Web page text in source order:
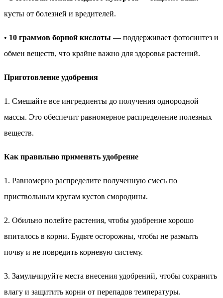
кусты от болезней и вредителей.
• 10 граммов борной кислоты — поддерживает фотосинтез и
обмен веществ, что крайне важно для здоровья растений.
Приготовление удобрения
1. Смешайте все ингредиенты до получения однородной
массы. Это обеспечит равномерное распределение полезных
веществ.
Как правильно применять удобрение
1. Равномерно распределите полученную смесь по
приствольным кругам кустов смородины.
2. Обильно полейте растения, чтобы удобрение хорошо
впиталось в корни. Будьте осторожны, чтобы не размыть
почву и не повредить корневую систему.
3. Замульчируйте места внесения удобрений, чтобы сохранить
влагу и защитить корни от перепадов температуры.